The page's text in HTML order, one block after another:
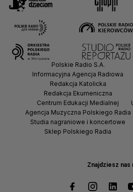
Znajdziesz nas
Polskie Radio S.A.
Informacyjna Agencja Radiowa
Redakcja Katolicka
Redakcja Ekumeniczna
Centrum Edukacji Medialnej
Agencja Muzyczna Polskiego Radia
Studia nagraniowe i koncertowe
Sklep Polskiego Radia